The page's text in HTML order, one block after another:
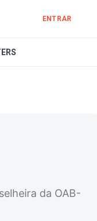
ENTRAR
da OAB-